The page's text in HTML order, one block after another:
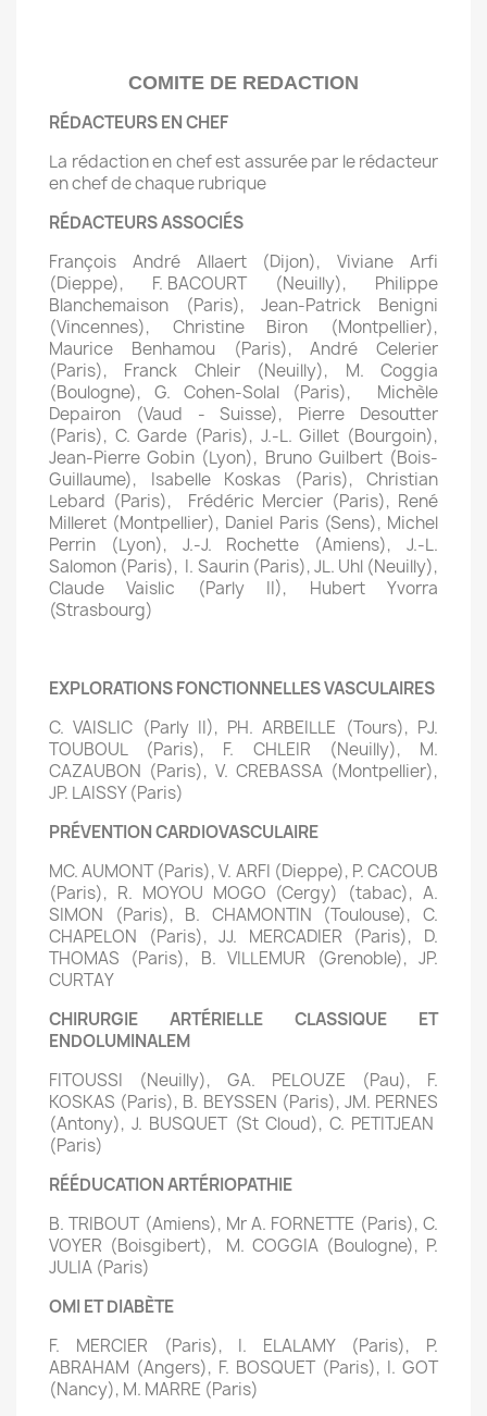
COMITE DE REDACTION
RÉDACTEURS EN CHEF
La rédaction en chef est assurée par le rédacteur
en chef de chaque rubrique
RÉDACTEURS ASSOCIÉS
François André Allaert (Dijon), Viviane Arfi
(Dieppe), F. BACOURT (Neuilly), Philippe
Blanchemaison (Paris), Jean-Patrick Benigni
(Vincennes), Christine Biron (Montpellier),
Maurice Benhamou (Paris), André Celerier
(Paris), Franck Chleir (Neuilly), M. Coggia
(Boulogne), G. Cohen-Solal (Paris), Michèle
Depairon (Vaud - Suisse), Pierre Desoutter
(Paris), C. Garde (Paris), J.-L. Gillet (Bourgoin),
Jean-Pierre Gobin (Lyon), Bruno Guilbert (Bois-
Guillaume), Isabelle Koskas (Paris), Christian
Lebard (Paris), Frédéric Mercier (Paris), René
Milleret (Montpellier), Daniel Paris (Sens), Michel
Perrin (Lyon), J.-J. Rochette (Amiens), J.-L.
Salomon (Paris), I. Saurin (Paris), JL. Uhl (Neuilly),
Claude Vaislic (Parly II), Hubert Yvorra
(Strasbourg)
EXPLORATIONS FONCTIONNELLES VASCULAIRES
C. VAISLIC (Parly II), PH.ARBEILLE (Tours), PJ.
TOUBOUL (Paris), F. CHLEIR (Neuilly), M.
CAZAUBON (Paris), V. CREBASSA (Montpellier),
JP. LAISSY (Paris)
PRÉVENTION CARDIOVASCULAIRE
MC. AUMONT (Paris), V. ARFI (Dieppe), P. CACOUB
(Paris), R. MOYOU MOGO (Cergy) (tabac), A.
SIMON (Paris), B. CHAMONTIN (Toulouse), C.
CHAPELON (Paris), JJ. MERCADIER (Paris), D.
THOMAS (Paris), B. VILLEMUR (Grenoble), JP.
CURTAY
CHIRURGIE ARTÉRIELLE CLASSIQUE ET
ENDOLUMINALEM
FITOUSSI (Neuilly), GA. PELOUZE (Pau), F.
KOSKAS (Paris), B. BEYSSEN (Paris), JM. PERNES
(Antony), J. BUSQUET (St Cloud), C. PETITJEAN
(Paris)
RÉÉDUCATION ARTÉRIOPATHIE
B. TRIBOUT (Amiens), Mr A. FORNETTE (Paris), C.
VOYER (Boisgibert), M. COGGIA (Boulogne), P.
JULIA (Paris)
OMI ET DIABÈTE
F. MERCIER (Paris), I. ELALAMY (Paris), P.
ABRAHAM (Angers), F. BOSQUET (Paris), I. GOT
(Nancy), M. MARRE (Paris)